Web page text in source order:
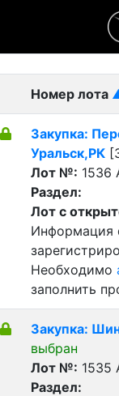
Номер лота
Закупка:
Уральск,РК
Лот №: 1536
Раздел:
Лот с
Информация
Необходимо
заполнить
Закупка:
выбран
Лот №: 1535
Раздел: